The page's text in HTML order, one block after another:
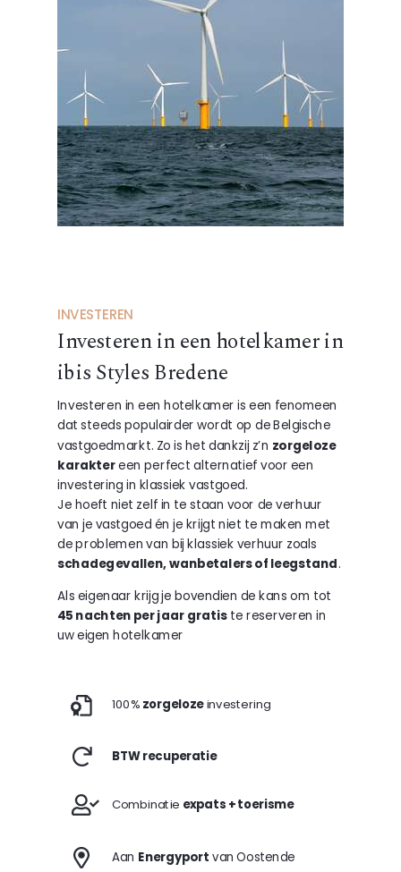
Investeren in een hotelkamer is een fenomeen
dat steeds populairder wordt op de Belgische
vastgoedmarkt. Zo is het dankzij z’n zorgeloze
karaktereen perfect alternatief voor een
investering in klassiek vastgoed.
Je hoeft niet zelf in te staan voor de verhuur
van je vastgoed én je krijgt niet te maken met
de problemen van bij klassiek verhuur zoals
schadegevallen, wanbetalers of leegstand.
Als eigenaar krijg je bovendien de kans om tot
45 nachten per jaar gratiste reserveren in
uw eigen hotelkamer
Investeren in een hotelkamer in
ibis Styles Bredene
INVESTEREN
100% zorgelozeinvestering
BTW recuperatie
Combinatie expats + toerisme
Aan Energyport van Oostende